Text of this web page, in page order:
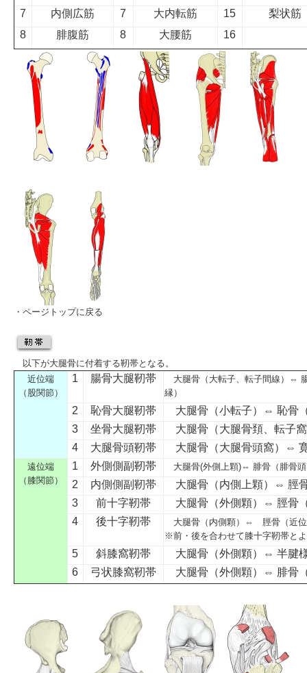
7 内側広筋 7 大内転筋 15
梨状筋
8
腓腹筋 8 大腰筋 16
・ ページトップに戻る
以下が大腿骨に付着する靭帯となる。
近位端
（ 股関節 ）
1 腸骨大腿靭帯 大腿骨（ 大転子、 転子間線 ）⇔
縁）
2 恥骨大腿靭帯 大腿骨（小転子）⇔ 恥骨
3
坐骨大腿靭帯 大腿骨（大腿骨頚、 転子窩
4
大腿骨頭靭帯 大腿骨（大腿骨頭窩）⇔
遠位端
（膝関節）
1 外側側副靭帯 大腿骨(外側上顆)⇔ 腓骨（ 腓骨頭
2 内側側副靭帯 大腿骨 （内側上顆）⇔ 脛
3
前十字靭帯 大腿骨 （外側顆）⇔ 脛骨
4
後十字靭帯 大腿骨（ 内側顆）⇔ 脛骨（近
※前・後を合わせて膝十字靭帯と
5 斜膝窩靭帯 大腿骨（外側顆）⇔ 半腱
6
弓状膝窩靭帯 大腿骨（外側顆）⇔ 腓骨